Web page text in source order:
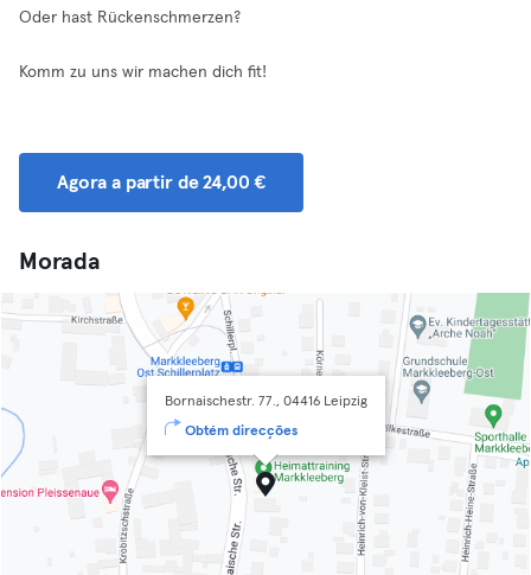
Oder hast Rückenschmerzen?
Komm zu uns wir machen dich fit!
Agora a partir de 24,00 €
Morada
Bornaischestr. 77., 04416 Leipzig
Obtém direcções